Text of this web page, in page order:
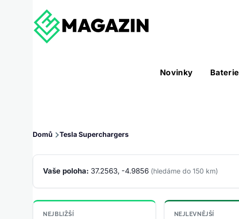
Hlavní
Novinky Baterie
Nástroje sub-navigation
Drobečková
navigace
Domů Tesla Superchargers
Vaše poloha: 37.2563, -4.9856 (hledáme do 150 km)
NEJBLIŽŠÍ NEJLEVNĚJŠÍ